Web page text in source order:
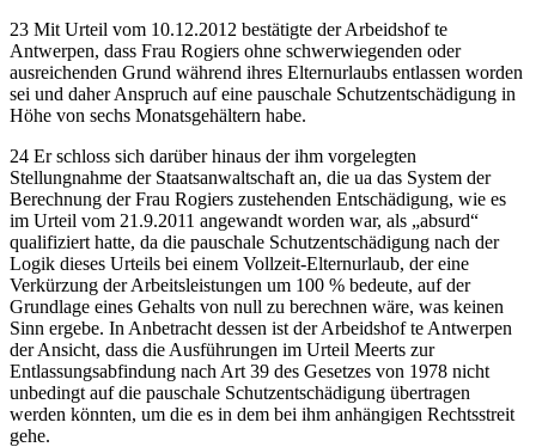
23 Mit Urteil vom 10.12.2012 bestätigte der Arbeidshof te
Antwerpen, dass Frau Rogiers ohne schwerwiegenden oder
ausreichenden Grund während ihres Elternurlaubs entlassen worden
sei und daher Anspruch auf eine pauschale Schutzentschädigung in
Höhe von sechs Monatsgehältern habe.
24 Er schloss sich darüber hinaus der ihm vorgelegten
Stellungnahme der Staatsanwaltschaft an, die ua das System der
Berechnung der Frau Rogiers zustehenden Entschädigung, wie es
im Urteil vom 21.9.2011 angewandt worden war, als „absurd“
qualifiziert hatte, da die pauschale Schutzentschädigung nach der
Logik dieses Urteils bei einem Vollzeit-Elternurlaub, der eine
Verkürzung der Arbeitsleistungen um 100 % bedeute, auf der
Grundlage eines Gehalts von null zu berechnen wäre, was keinen
Sinn ergebe. In Anbetracht dessen ist der Arbeidshof te Antwerpen
der Ansicht, dass die Ausführungen im Urteil Meerts zur
Entlassungsabfindung nach Art 39 des Gesetzes von 1978 nicht
unbedingt auf die pauschale Schutzentschädigung übertragen
werden könnten, um die es in dem bei ihm anhängigen Rechtsstreit
gehe.